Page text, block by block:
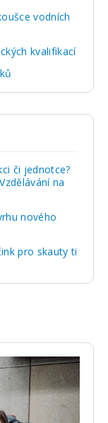
vodních
kvalifikací
či jednotce?
na
nového
pro skauty ti